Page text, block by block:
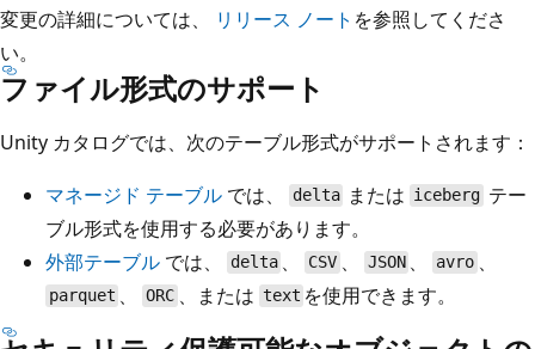
変更の詳細については、
リリース ノート を参照してくださ
い。
ファイル形式のサポート
Unity カタログでは、次のテーブル形式がサポートされます：
マネージド テーブル では、 delta または iceberg テー
ブル形式を使用する必要があります。
外部テーブル では、 delta 、 CSV、 JSON 、 avro、
parquet 、ORC、または text を使用できます。